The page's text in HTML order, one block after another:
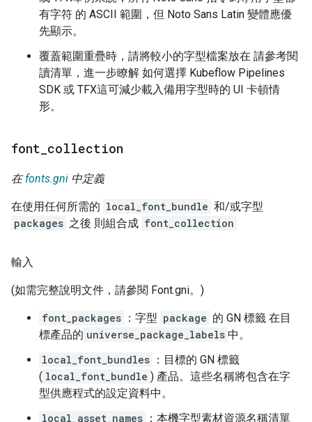
有字符 的 ASCII 範圍，但 Noto Sans Latin 變體應優
先顯示。
覆蓋範圍重疊時，請將較小的字型檔案放在 請參考閱
讀清單，進一步瞭解 如何選擇 Kubeflow Pipelines
SDK 或 TFX這可減少載入備用字型時的 UI 卡頓情
形。
font collection
在fonts.gni 中定義
在使用任何所需的 local_font_bundle 和/或字型
packages 之後 則組合成 font_collection
輸入
(如需完整說明文件，請參閱 Font.gni。)
font_packages ：字型 package 的 GN 標籤 在目
標產品的 universe_package_labels 中。
local_font_bundles ：目標的 GN 標籤
( local_font_bundle ) 產品。這些名稱將包含在字
型供應程式的設定資料中。
local_asset_names ：本機字型素材資源名稱清單